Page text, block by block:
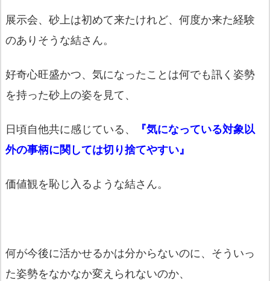
展示会、砂上は初めて来たけれど、 何度か来た経験
のありそうな結さん。
好奇心旺盛かつ、 気になったことは何でも訊く姿勢
を持った砂上の姿を見て、
日頃自他共に感じている、 『気になっている対象以
外の事柄に関しては切り捨てやすい』
価値観を恥じ入るような結さん。
何が今後に活かせるかは分からないのに、 そういっ
た姿勢をなかなか変えられないのか、